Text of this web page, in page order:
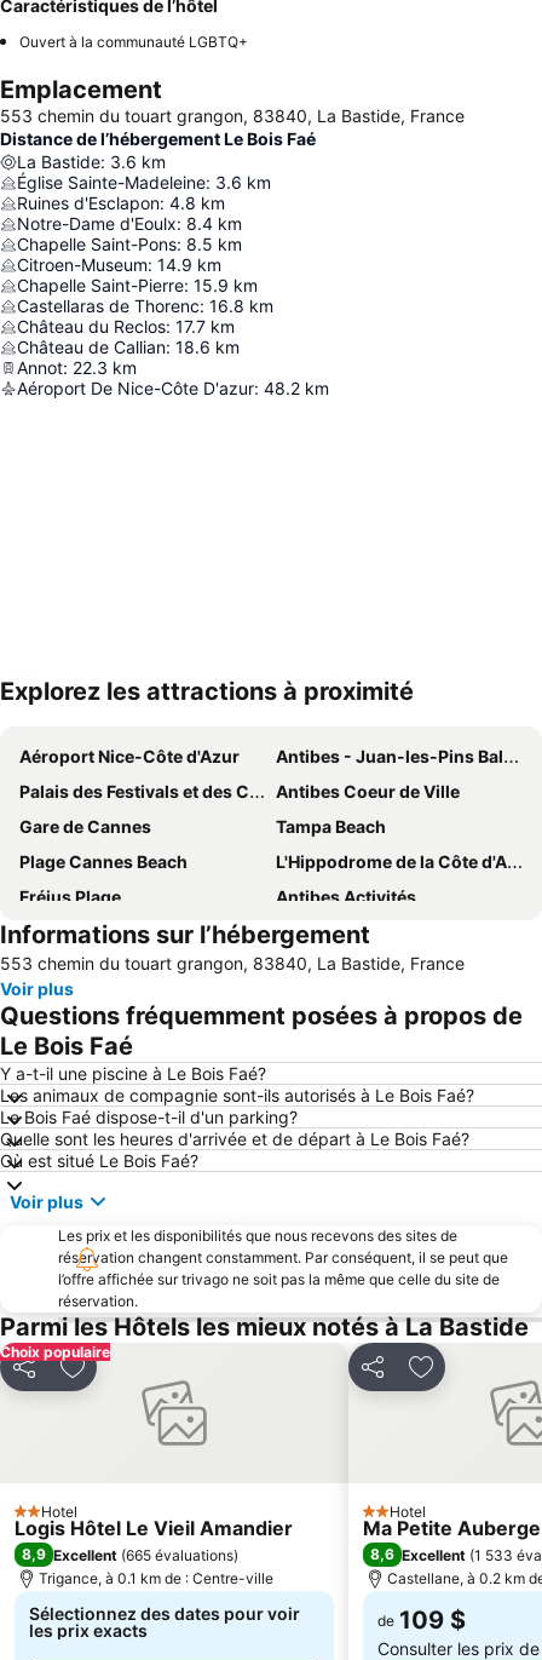
Caractéristiques de l’hôtel
Ouvert à la communauté LGBTQ+
Emplacement
553 chemin du touart grangon, 83840, La Bastide, France
Distance de l’hébergement Le Bois Faé
La Bastide: 3.6 km
Église Sainte-Madeleine: 3.6 km
Ruines d'Esclapon: 4.8 km
Notre-Dame d'Eoulx: 8.4 km
Chapelle Saint-Pons: 8.5 km
Citroen-Museum: 14.9 km
Chapelle Saint-Pierre: 15.9 km
Castellaras de Thorenc: 16.8 km
Château du Reclos: 17.7 km
Château de Callian: 18.6 km
Annot: 22.3 km
Aéroport De Nice-Côte D'azur: 48.2 km
Explorez les attractions à proximité
Aéroport Nice-Côte d'Azur
Antibes - Juan-les-Pins Balnéaires
Palais des Festivals et des Congrès
Antibes Coeur de Ville
Gare de Cannes
Tampa Beach
Plage Cannes Beach
L'Hippodrome de la Côte d'Azur et ses environs
Fréjus Plage
Antibes Activités
Antibes-les-Pins plage
Boulevard de la Croisette
Verdon Gorge
Antibes Grand-Est
Gare d'Antibes
Centre-ville - Croisette
Festival de Cannes
Plage de la Brague
Riviera Beach
Le Ray
Californie Pezou
Notre-Dame des Pins
Gare du Cros-de-Cagnes
Plage des Pirates
Gare de Nice Saint Augustin
Golf International de l'Esterel
Bijou Plage
Gare Saint-Raphaël Valescure Parc Phoenix
Fabron
Plage de la Nartelle
Opio Valbonne Golf Course
Le Vieux Port- Mairie de Cannes
Ile Sainte Marguerite Ouest
Plage de La Garonnette
Plateau de Valensole
Gare de Cagnes-sur-Mer
Les Berges du Loup et la Colline de Saint-Véran
Musée de la Carte Postale
Abbaye du Thoronet
de la Salis
Cap 3000
Informations sur l’hébergement
553 chemin du touart grangon, 83840, La Bastide, France
Voir plus
Questions fréquemment posées à propos de
Le Bois Faé
Y a-t-il une piscine à Le Bois Faé?
Les animaux de compagnie sont-ils autorisés à Le Bois Faé?
Le Bois Faé dispose-t-il d'un parking?
Quelle sont les heures d'arrivée et de départ à Le Bois Faé?
Où est situé Le Bois Faé?
Voir plus
Les prix et les disponibilités que nous recevons des sites de
réservation changent constamment. Par conséquent, il se peut que
l’offre affichée sur trivago ne soit pas la même que celle du site de
réservation.
Parmi les Hôtels les mieux notés à La Bastide
Choix populaire
PartagerAjouter à mes favoris
2 Étoiles
Hotel
Logis Hôtel Le Vieil Amandier
8,9 Excellent (665 évaluations)
Trigance, à 0.1 km de : Centre-ville
Sélectionnez des dates pour voir
les prix exacts
PartagerAjouter à
2 Étoiles
Hotel
Ma Petite Auberge
8,6 Excellent (1 533
Castellane, à 0.2 km
de 109 $
Consulter les prix